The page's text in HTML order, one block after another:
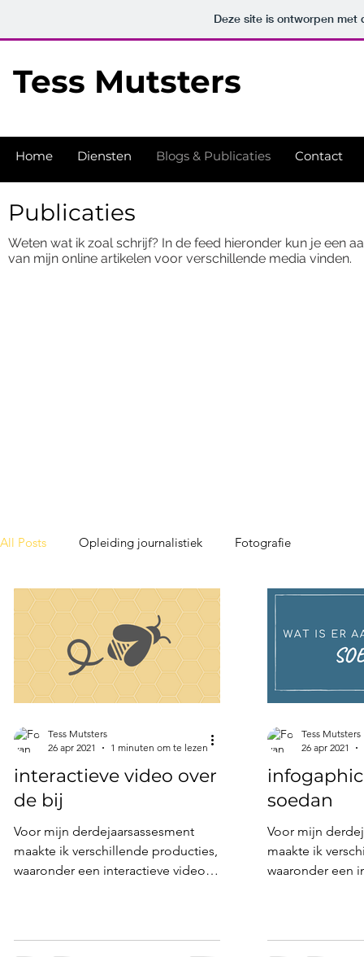
Deze site is ontworpen met
Tess Mutsters
Home Diensten Blogs & Publicaties Contact
Publicaties
Weten wat ik zoal schrijf? In de feed hieronder kun je een
van mijn online artikelen voor verschillende media vinden.
All Posts Opleiding journalistiek Fotografie
interactieve video over
de bij
Voor mijn derdejaarsassesment
maakte ik verschillende producties,
waaronder een interactieve video.
Tess Mutsters
26 apr 2021
1 minuten om te lezen
soedan
Voor mijn
maakte ik
waaronder een
Tess Mutsters
26 apr 2021